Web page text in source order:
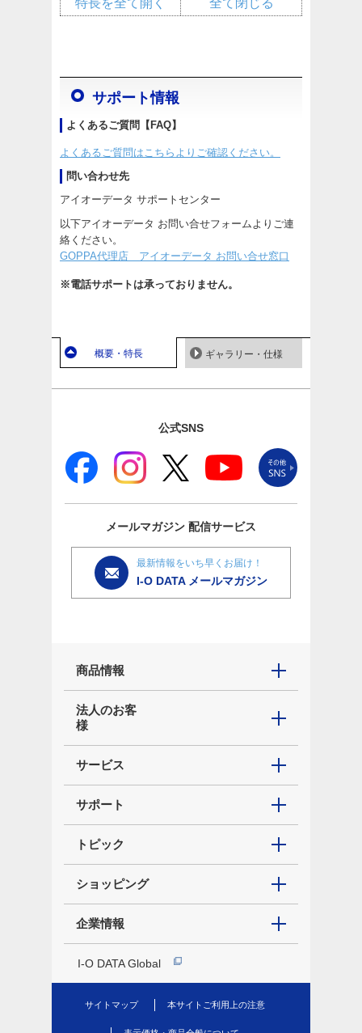
全て閉じる
特長を全て開く
サポート情報
よくあるご質問【FAQ】
よくあるご質問はこちらよりご確認ください。
問い合わせ先
アイオーデータ サポートセンター
以下アイオーデータ お問い合せフォームよりご連
絡ください。
GOPPA代理店 アイオーデータ お問い合せ窓口
※電話サポートは承っておりません。
概要・特長 ギャラリー・仕様
公式SNS
メールマガジン 配信サービス
最新情報をいち早くお届け！
I-O DATA メールマガジン
商品情報
法人のお客
様
サービス
サポート
トピック
ショッピング
企業情報
I-O DATA Global
サイトマップ 本サイトご利用上の注意